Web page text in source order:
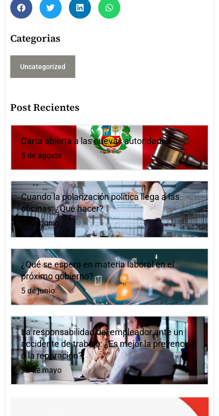
Categorias
Uncategorized
Post Recientes
Carta abierta a las nuevas autoridades
5 de agosto
Cuando la polarización política llega a las
oficinas: ¿Qué hacer?
10 de junio
¿Qué se espera en materia laboral en el
próximo gobierno?
5 de junio
La responsabilidad del empleador ante un
accidente de trabajo: ¿Es mejor la prevención
o la reparación?
22 de mayo